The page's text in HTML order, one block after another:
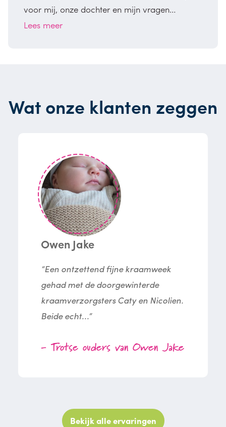
voor mij, onze dochter en mijn vragen…
Lees meer
Wat onze klanten zeggen
Owen Jake
“Een ontzettend fijne kraamweek
gehad met de doorgewinterde
kraamverzorgsters Caty en Nicolien.
Beide echt...”
- Trotse ouders van Owen Jake
Bekijk alle ervaringen